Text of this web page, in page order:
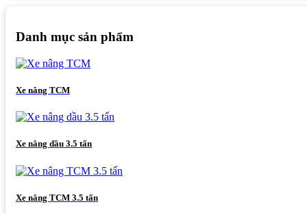
Danh mục sản phẩm
Xe nâng TCM
Xe nâng dầu 3.5 tấn
Xe nâng TCM 3.5 tấn